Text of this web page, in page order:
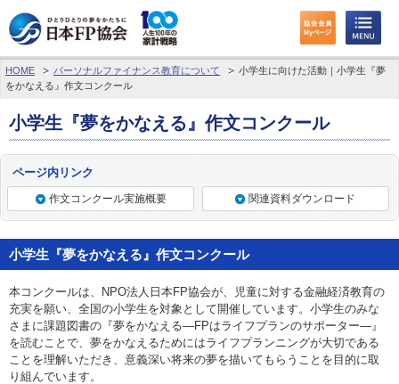
わたしたちのくらしとお金
FPに相談する
FP技能検定
日本FP協会について
パーソナルファイナンス教育について
アクセス
HOME パーソナルファイナンス教育について
小学生に向けた活動｜小学生『夢
をかなえる』作文コンクール
小学生『夢をかなえる』作文コンクール
ページ内リンク
作文コンクール実施概要 関連資料ダウンロード
小学生『夢をかなえる』作文コンクール
本コンクールは、NPO法人日本FP協会が、児童に対する金融経済教育の
充実を願い、全国の小学生を対象として開催しています。小学生のみな
さまに課題図書の『夢をかなえる―FPはライフプランのサポーター―』
を読むことで、夢をかなえるためにはライフプランニングが大切である
ことを理解いただき、意義深い将来の夢を描いてもらうことを目的に取
り組んでいます。